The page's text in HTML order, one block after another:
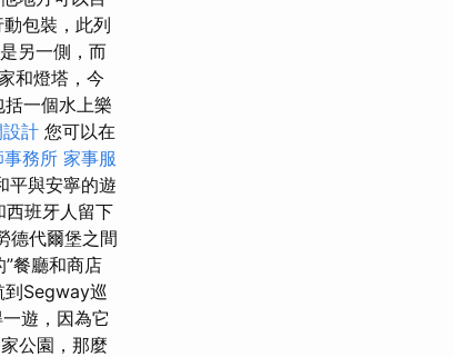
包裝，此列
另一側，而
和燈塔，今
一個水上樂
設計 您可以在
事務所 家事服
平與安寧的遊
西班牙人留下
德代爾堡之間
餐廳和商店
到Segway巡
遊，因為它
公園，那麼